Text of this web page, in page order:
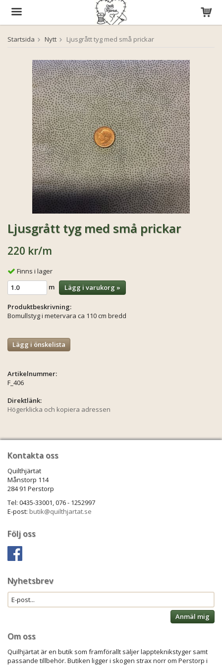
Produkten har blivit tillagd i varukorgen
Startsida Nytt Ljusgrått tyg med små prickar
Ljusgrått tyg med små prickar
220 kr/m
Finns i lager
m
Lägg i varukorg »
Produktbeskrivning:
Bomullstyg i metervara ca 110 cm bredd
Lägg i önskelista
Artikelnummer:
F_406
Direktlänk:
Högerklicka och kopiera adressen
Kontakta oss
Quilthjärtat
Månstorp 114
284 91 Perstorp
Tel: 0435-33001, 076 - 1252997
E-post: butik@quilthjartat.se
Följ oss
Nyhetsbrev
Anmäl mig
Om oss
Quilhjärtat är en butik som framförallt säljer lappteknikstyger samt
passande tillbehör. Butiken ligger i skogen strax norr om Perstorp i